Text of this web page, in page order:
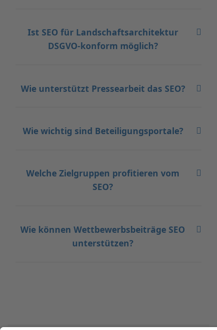
Ist SEO für Landschaftsarchitektur
DSGVO-konform möglich?
Wie unterstützt Pressearbeit das SEO?
Wie wichtig sind Beteiligungsportale?
Welche Zielgruppen profitieren vom
SEO?
Wie können Wettbewerbsbeiträge SEO
unterstützen?